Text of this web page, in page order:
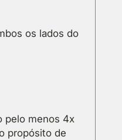
os lados do
pelo menos 4x
propósito de